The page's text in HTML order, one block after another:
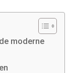
moderne